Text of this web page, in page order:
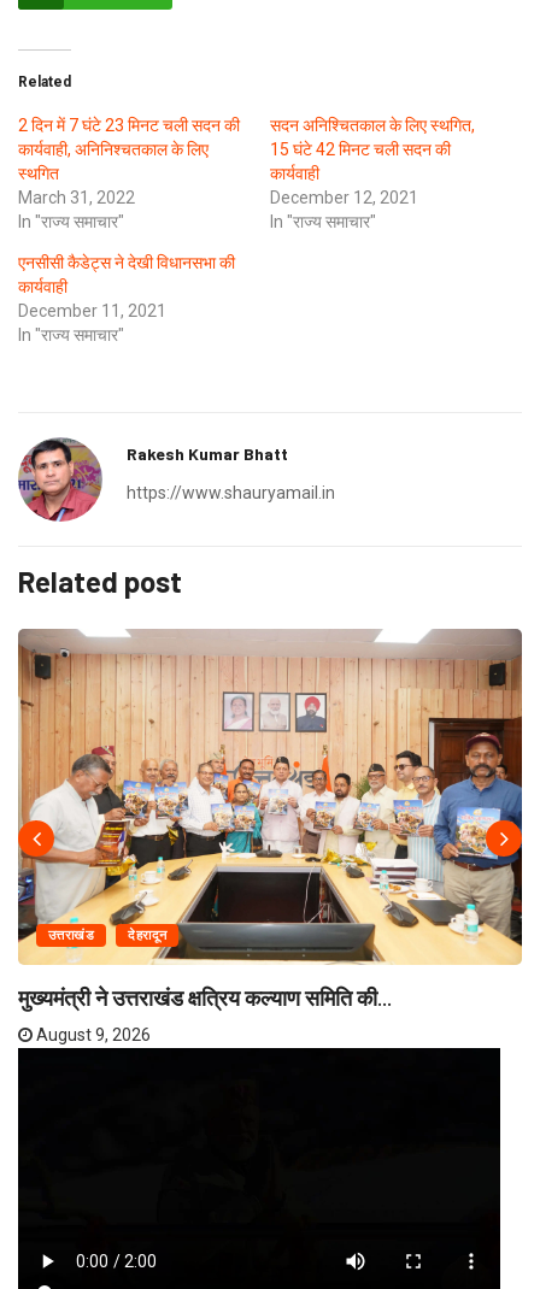
Related
2 दिन में 7 घंटे 23 मिनट चली सदन की
कार्यवाही, अनिनिश्चतकाल के लिए
स्थगित
March 31, 2022
In "राज्य समाचार"
सदन अनिश्चितकाल के लिए स्थगित,
15 घंटे 42 मिनट चली सदन की
कार्यवाही
December 12, 2021
In "राज्य समाचार"
एनसीसी कैडेट्स ने देखी विधानसभा की
कार्यवाही
December 11, 2021
In "राज्य समाचार"
Rakesh Kumar Bhatt
https://www.shauryamail.in
Related post
उत्तराखंड देहरादून
मुख्यमंत्री ने उत्तराखंड क्षत्रिय कल्याण समिति की...
August 9, 2026